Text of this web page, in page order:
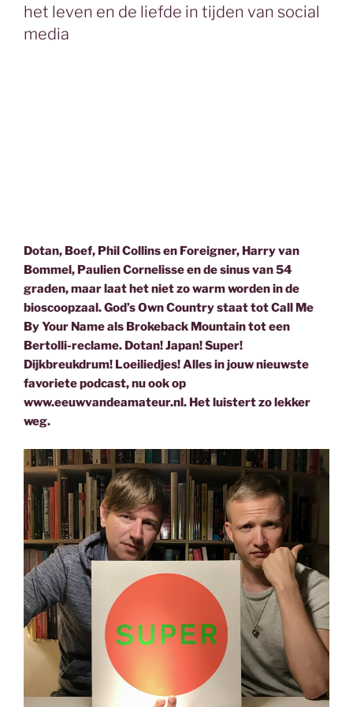
o
r
I
het leven en de liefde in tijden van social
media
Dotan, Boef, Phil Collins en Foreigner, Harry van
Bommel, Paulien Cornelisse en de sinus van 54
graden, maar laat het niet zo warm worden in de
bioscoopzaal. God’s Own Country staat tot Call Me
By Your Name als Brokeback Mountain tot een
Bertolli-reclame. Dotan! Japan! Super!
Dijkbreukdrum! Loeiliedjes! Alles in jouw nieuwste
favoriete podcast, nu ook op
www.eeuwvandeamateur.nl. Het luistert zo lekker
weg.